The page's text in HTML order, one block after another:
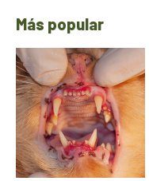
Más popular